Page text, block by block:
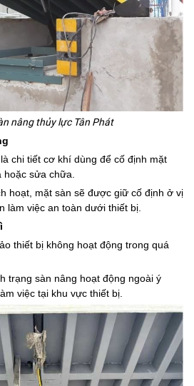
nâng thủy lực Tân Phát
chi tiết cơ khí dùng để cố định mặt
hoặc sửa chữa.
hoạt, mặt sàn sẽ được giữ cố định ở vị
làm việc an toàn dưới thiết bị.
thiết bị không hoạt động trong quá
trạng sàn nâng hoạt động ngoài ý
việc tại khu vực thiết bị.